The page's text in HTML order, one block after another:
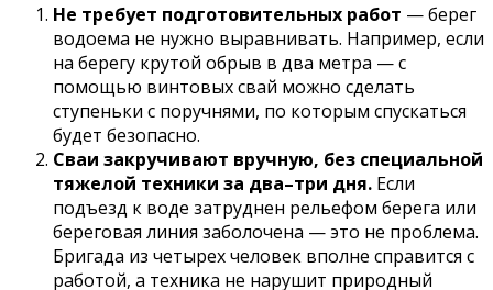
Не требует подготовительных работ — берег
водоема не нужно выравнивать. Например, если
на берегу крутой обрыв в два метра — с
помощью винтовых свай можно сделать
ступеньки с поручнями, по которым спускаться
будет безопасно.
Сваи закручивают вручную, без специальной
тяжелой техники за два–три дня. Если
подъезд к воде затруднен рельефом берега или
береговая линия заболочена — это не проблема.
Бригада из четырех человек вполне справится с
работой, а техника не нарушит природный